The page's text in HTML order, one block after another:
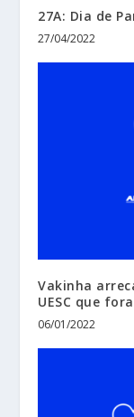
27A: Dia de
27/04/2022
Vakinha
UESC que
06/01/2022